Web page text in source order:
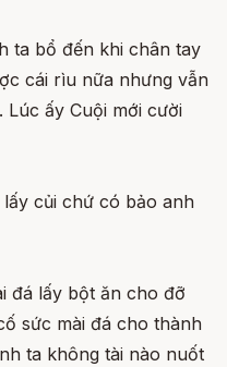
ta bổ đến khi chân tay
cái rìu nữa nhưng vẫn
ấy Cuội mới cười
củi chứ có bảo anh
đá lấy bột ăn cho đỡ
sức mài đá cho thành
ta không tài nào nuốt